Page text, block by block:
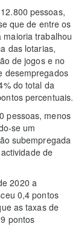
pessoas,
que de entre os
trabalhou
das lotarias,
de jogos e no
desempregados
do total da
percentuais.
pessoas, menos
se um
subempregada
de
2020 a
0,4 pontos
as taxas de
pontos